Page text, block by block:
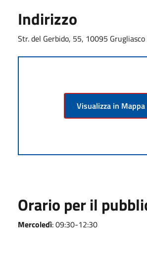
Indirizzo
Str. del Gerbido, 55, 10095
Visualizza in Mappa
Orario per il
Mercoledì: 09:30-12:30